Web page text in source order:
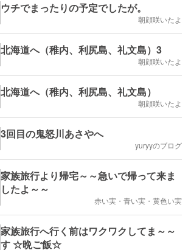
ウチでまったりの予定でしたが。
朝顔咲いたよ
北海道へ（稚内、利尻島、礼文島）3
朝顔咲いたよ
北海道へ（稚内、利尻島、礼文島）
朝顔咲いたよ
3回目の鬼怒川あさやへ
yuryyのブログ
家族旅行より帰宅～～急いで帰って来ま
したよ～～
赤い実・青い実・黄色い実
家族旅行へ行く前はワクワクしてま～～
す ☆晩ご飯☆